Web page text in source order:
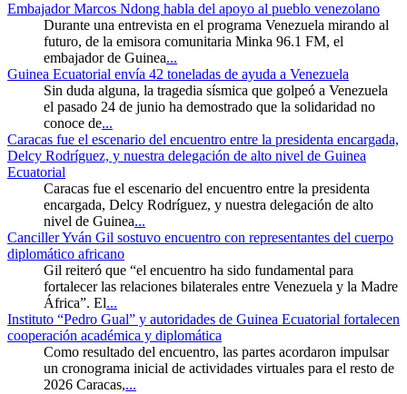
Embajador Marcos Ndong habla del apoyo al pueblo venezolano
Durante una entrevista en el programa Venezuela mirando al
futuro, de la emisora comunitaria Minka 96.1 FM, el
embajador de Guinea...
Guinea Ecuatorial envía 42 toneladas de ayuda a Venezuela
Sin duda alguna, la tragedia sísmica que golpeó a Venezuela
el pasado 24 de junio ha demostrado que la solidaridad no
conoce de...
Caracas fue el escenario del encuentro entre la presidenta encargada,
Delcy Rodríguez, y nuestra delegación de alto nivel de Guinea
Ecuatorial
Caracas fue el escenario del encuentro entre la presidenta
encargada, Delcy Rodríguez, y nuestra delegación de alto
nivel de Guinea...
Canciller Yván Gil sostuvo encuentro con representantes del cuerpo
diplomático africano
Gil reiteró que “el encuentro ha sido fundamental para
fortalecer las relaciones bilaterales entre Venezuela y la Madre
África”. El...
Instituto “Pedro Gual” y autoridades de Guinea Ecuatorial fortalecen
cooperación académica y diplomática
Como resultado del encuentro, las partes acordaron impulsar
un cronograma inicial de actividades virtuales para el resto de
2026 Caracas,...